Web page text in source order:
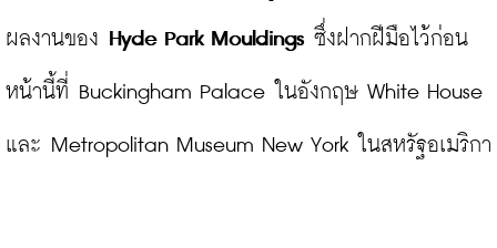
ผลงานของ Hyde Park Mouldings ซึ่งฝากฝีมือไว้ก่อน
หน้านี้ที่ Buckingham Palace ในอังกฤษ White House
และ Metropolitan Museum New York ในสหรัฐอเมริกา